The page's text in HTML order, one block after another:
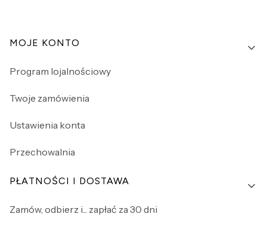
Linki w stopce
MOJE KONTO
Program lojalnościowy
Twoje zamówienia
Ustawienia konta
Przechowalnia
PŁATNOŚCI I DOSTAWA
Zamów, odbierz i... zapłać za 30 dni